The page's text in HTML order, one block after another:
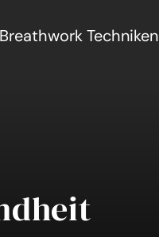
Breathwork Techniken